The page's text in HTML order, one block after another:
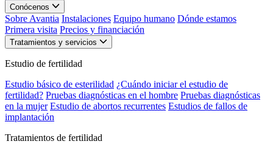
Conócenos
Sobre Avantia Instalaciones Equipo humano Dónde estamos
Primera visita Precios y financiación
Tratamientos y servicios
Estudio de fertilidad
Estudio básico de esterilidad ¿Cuándo iniciar el estudio de
fertilidad? Pruebas diagnósticas en el hombre Pruebas diagnósticas
en la mujer Estudio de abortos recurrentes Estudios de fallos de
implantación
Tratamientos de fertilidad